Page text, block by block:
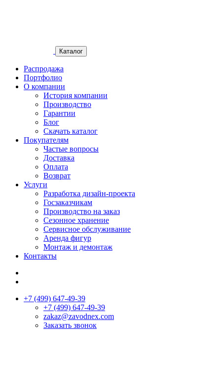
Каталог
Распродажа
Портфолио
О компании
История компании
Производство
Гарантии
Блог
Скачать каталог
Покупателям
Частые вопросы
Доставка
Оплата
Возврат
Услуги
Разработка дизайн-проекта
Госзаказчикам
Производство на заказ
Сезонное хранение
Сервисное обслуживание
Аренда фигур
Монтаж и демонтаж
Контакты
+7 (499) 647-49-39
+7 (499) 647-49-39
zakaz@zavodnex.сom
Заказать звонок